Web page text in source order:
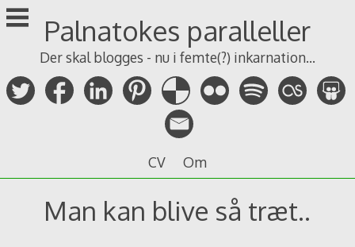
Skip
to
Palnatokes paralleller
Der skal blogges - nu i femte(?) inkarnation...
CV Om
Man kan blive så træt..